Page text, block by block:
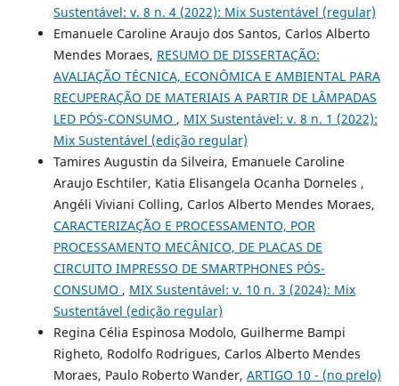
Sustentável: v. 8 n. 4 (2022): Mix Sustentável (regular)
Emanuele Caroline Araujo dos Santos, Carlos Alberto
Mendes Moraes, RESUMO DE DISSERTAÇÃO:
AVALIAÇÃO TÉCNICA, ECONÔMICA E AMBIENTAL PARA
RECUPERAÇÃO DE MATERIAIS A PARTIR DE LÂMPADAS
LED PÓS-CONSUMO , MIX Sustentável: v. 8 n. 1 (2022):
Mix Sustentável (edição regular)
Tamires Augustin da Silveira, Emanuele Caroline
Araujo Eschtiler, Katia Elisangela Ocanha Dorneles ,
Angéli Viviani Colling, Carlos Alberto Mendes Moraes,
CARACTERIZAÇÃO E PROCESSAMENTO, POR
PROCESSAMENTO MECÂNICO, DE PLACAS DE
CIRCUITO IMPRESSO DE SMARTPHONES PÓS-
CONSUMO , MIX Sustentável: v. 10 n. 3 (2024): Mix
Sustentável (edição regular)
Regina Célia Espinosa Modolo, Guilherme Bampi
Righeto, Rodolfo Rodrigues, Carlos Alberto Mendes
Moraes, Paulo Roberto Wander, ARTIGO 10 - (no prelo)